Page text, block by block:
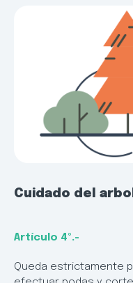
Cuidado del
Artículo 4º.-
Queda estrictamente